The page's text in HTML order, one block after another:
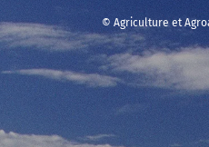
© Agriculture et